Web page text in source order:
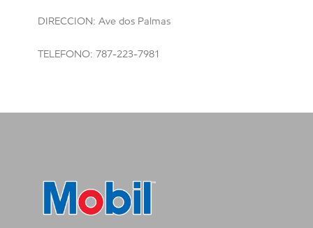
DIRECCION: Ave dos Palmas
TELEFONO: 787-223-7981